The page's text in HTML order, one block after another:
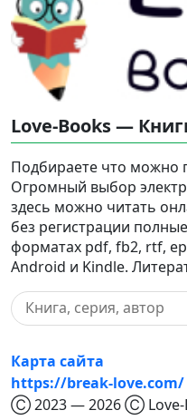
Love-Books —
Подбираете что можно
Огромный выбор
здесь можно читать
без регистрации
форматах pdf, fb2, rtf,
Android и Kindle.
Карта сайта
https://break-love.com/
Ⓒ 2023 — 2026 Ⓒ Love-